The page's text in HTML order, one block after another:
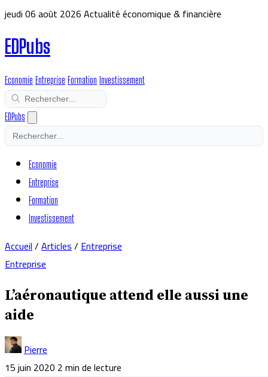
jeudi 06 août 2026Actualité économique & financière
EDPubs
Economie Entreprise Formation Investissement
EDPubs
Economie
Entreprise
Formation
Investissement
Accueil/Articles/Entreprise
Entreprise
L’aéronautique attend elle aussi une
aide
Pierre
15 juin 2020 2 min de lecture